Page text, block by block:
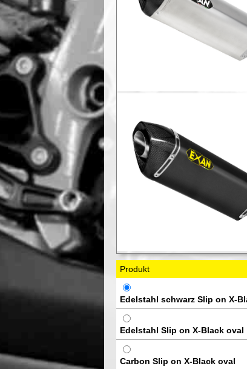
Produkt
Edelstahl schwarz Slip on X-
Edelstahl Slip on X-Black oval
Carbon Slip on X-Black oval